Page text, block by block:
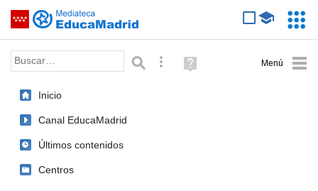
Saltar navegación
Palabra o frase: Búsqueda avanzada
Ayuda
(en
Inicio
Canal EducaMadrid
Últimos contenidos
Centros